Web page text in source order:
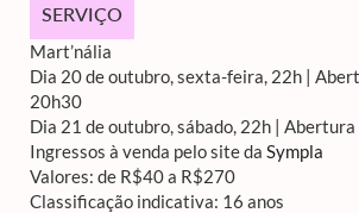
SERVIÇO
Mart’nália
Dia 20 de outubro, sexta-feira, 22h |
20h30
Dia 21 de outubro, sábado, 22h |
Ingressos à venda pelo site da Sympla
Valores: de R$40 a R$270
Classificação indicativa: 16 anos